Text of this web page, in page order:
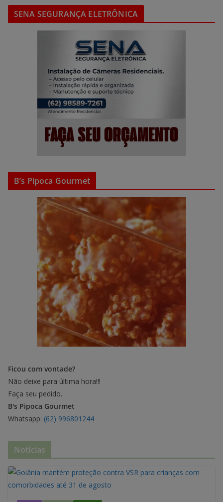
SENA SEGURANÇA ELETRÔNICA
B’s Pipoca Gourmet
Ficou com vontade?
Não deixe para última hora!!!
Faça seu pedido.
B's Pipoca Gourmet
Whatsapp: (62) 996801244
Notícias